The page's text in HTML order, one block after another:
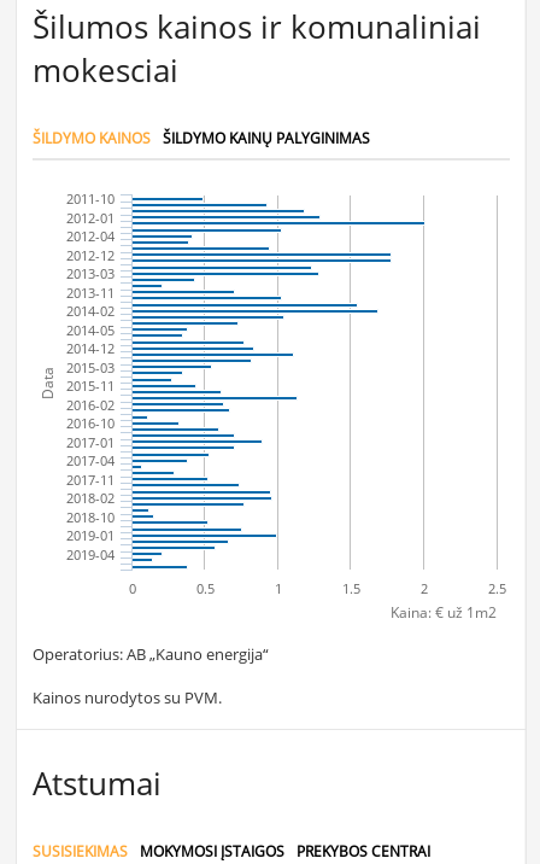
Šilumos kainos ir komunaliniai
mokesciai
ŠILDYMO KAINOS ŠILDYMO KAINŲ PALYGINIMAS
Data
Kaina: € už 1m2
2011-10
2012-01
2012-04
2012-12
2013-03
2013-11
2014-02
2014-05
2014-12
2015-03
2015-11
2016-02
2016-10
2017-01
2017-04
2017-11
2018-02
2018-10
2019-01
2019-04
0 0.5 1 1.5 2 2.5
Operatorius: AB „Kauno energija“
Kainos nurodytos su PVM.
Atstumai
SUSISIEKIMAS MOKYMOSI ĮSTAIGOS
PREKYBOS CENTRAI